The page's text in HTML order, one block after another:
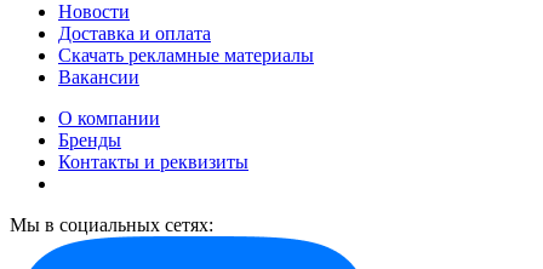
Новости
Доставка и оплата
Скачать рекламные материалы
Вакансии
О компании
Бренды
Контакты и реквизиты
Мы в социальных сетях: